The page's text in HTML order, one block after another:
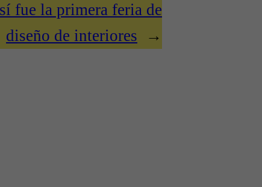
fue la primera feria de
diseño de interiores
→